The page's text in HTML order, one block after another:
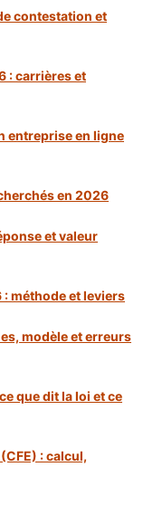
contestation et
: carrières et
entreprise en ligne
en 2026
et valeur
méthode et leviers
modèle et erreurs
que dit la loi et ce
: calcul,